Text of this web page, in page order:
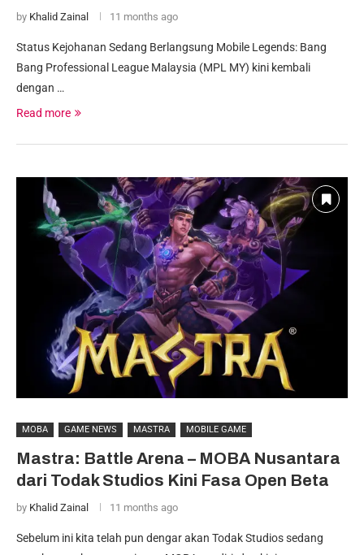
by Khalid Zainal 11 months ago
Status Kejohanan Sedang Berlangsung Mobile Legends: Bang
Bang Professional League Malaysia (MPL MY) kini kembali
dengan …
Read more
MOBA GAME NEWS MASTRA MOBILE GAME
Mastra: Battle Arena – MOBA Nusantara
dari Todak Studios Kini Fasa Open Beta
by Khalid Zainal 11 months ago
Sebelum ini kita telah pun dengar akan Todak Studios sedang